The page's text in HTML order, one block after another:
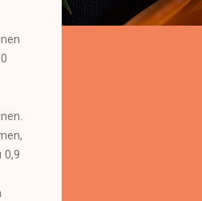
0,9